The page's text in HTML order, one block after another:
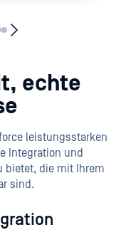
echte
leistungsstarken
Integration und
bietet, die mit Ihrem
sind.